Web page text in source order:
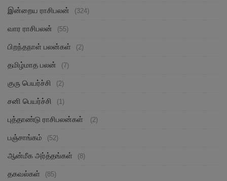
இன்றைய ராசிபலன் (324)
வார ராசிபலன் (55)
பிறந்தநாள் பலன்கள் (2)
தமிழ்மாத பலன் (7)
குரு பெயர்ச்சி (2)
சனி பெயர்ச்சி (1)
புத்தாண்டு ராசிபலன்கள் (2)
பஞ்சாங்கம் (52)
ஆன்மீக அர்த்தங்கள் (8)
தகவல்கள் (85)